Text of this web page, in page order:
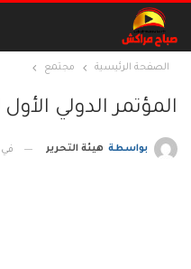
الصفحة الرئيسية مجتمع
المؤتمر الدولي
بواسطة هيئة التحرير في